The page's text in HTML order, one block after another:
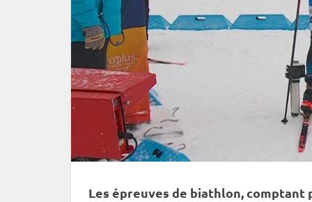
Les épreuves de biathlon,